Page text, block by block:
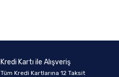
Kredi Kartı ile Alışveriş
Tüm Kredi Kartlarına 12 Taksit